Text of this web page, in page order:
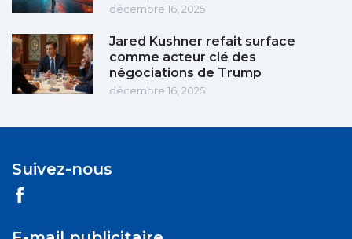
décembre 16, 2025
Jared Kushner refait surface
comme acteur clé des
négociations de Trump
décembre 16, 2025
Suivez-nous